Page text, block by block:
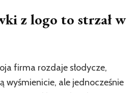
z logo to strzał w
firma rozdaje słodycze,
wyśmienicie, ale jednocześnie